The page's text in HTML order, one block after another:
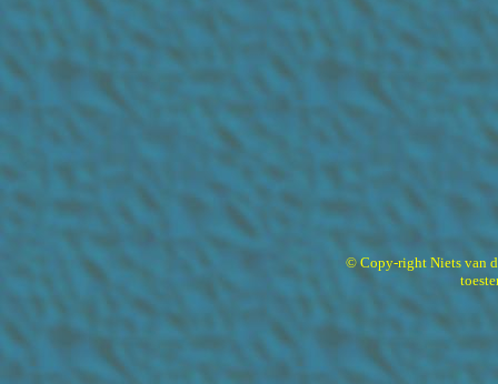
© Copy-right Niets van